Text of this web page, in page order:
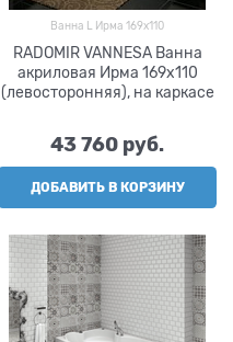
Ванна L Ирма 169х110
RADOMIR VANNESA Ванна
акриловая Ирма 169х110
(левосторонняя), на каркасе
43 760 руб.
ДОБАВИТЬ В КОРЗИНУ